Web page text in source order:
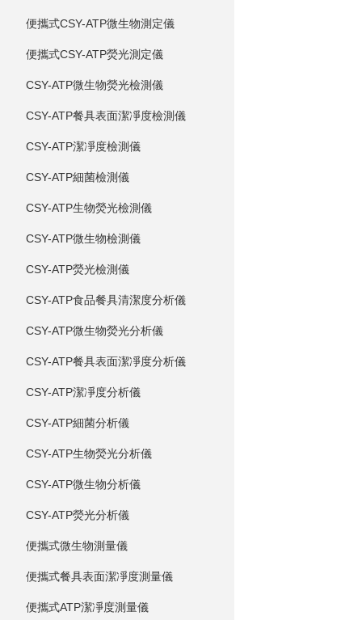
便攜式CSY-ATP微生物測定儀
便攜式CSY-ATP熒光測定儀
CSY-ATP微生物熒光檢測儀
CSY-ATP餐具表面潔凈度檢測儀
CSY-ATP潔凈度檢測儀
CSY-ATP細菌檢測儀
CSY-ATP生物熒光檢測儀
CSY-ATP微生物檢測儀
CSY-ATP熒光檢測儀
CSY-ATP食品餐具清潔度分析儀
CSY-ATP微生物熒光分析儀
CSY-ATP餐具表面潔凈度分析儀
CSY-ATP潔凈度分析儀
CSY-ATP細菌分析儀
CSY-ATP生物熒光分析儀
CSY-ATP微生物分析儀
CSY-ATP熒光分析儀
便攜式微生物測量儀
便攜式餐具表面潔凈度測量儀
便攜式ATP潔凈度測量儀